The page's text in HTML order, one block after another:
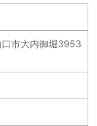
市大内御堀3953